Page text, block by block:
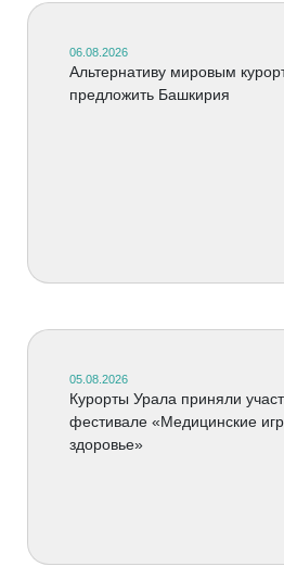
06.08.2026
Альтернативу мировым
предложить Башкирия
05.08.2026
Курорты Урала приняли
фестивале «Медицинские
здоровье»